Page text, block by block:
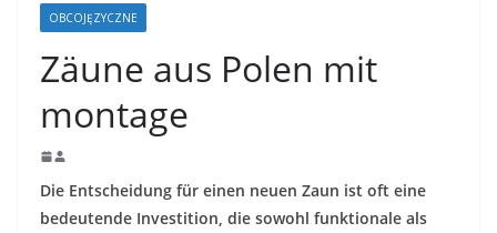
OBCOJĘZYCZNE
Zäune aus Polen mit
montage
Die Entscheidung für einen neuen Zaun ist oft eine
bedeutende Investition, die sowohl funktionale als